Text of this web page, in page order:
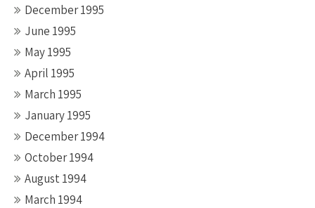
December 1995
June 1995
May 1995
April 1995
March 1995
January 1995
December 1994
October 1994
August 1994
March 1994